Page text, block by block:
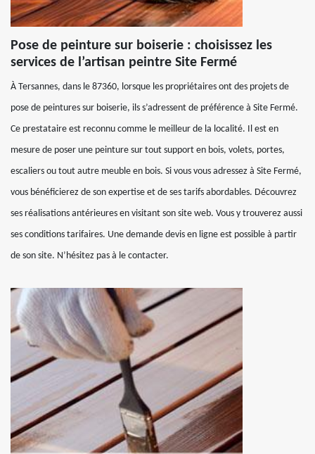
Pose de peinture sur boiserie : choisissez les
services de l’artisan peintre Site Fermé
À Tersannes, dans le 87360, lorsque les propriétaires ont des projets de
pose de peintures sur boiserie, ils s’adressent de préférence à Site Fermé.
Ce prestataire est reconnu comme le meilleur de la localité. Il est en
mesure de poser une peinture sur tout support en bois, volets, portes,
escaliers ou tout autre meuble en bois. Si vous vous adressez à Site Fermé,
vous bénéficierez de son expertise et de ses tarifs abordables. Découvrez
ses réalisations antérieures en visitant son site web. Vous y trouverez aussi
ses conditions tarifaires. Une demande devis en ligne est possible à partir
de son site. N’hésitez pas à le contacter.